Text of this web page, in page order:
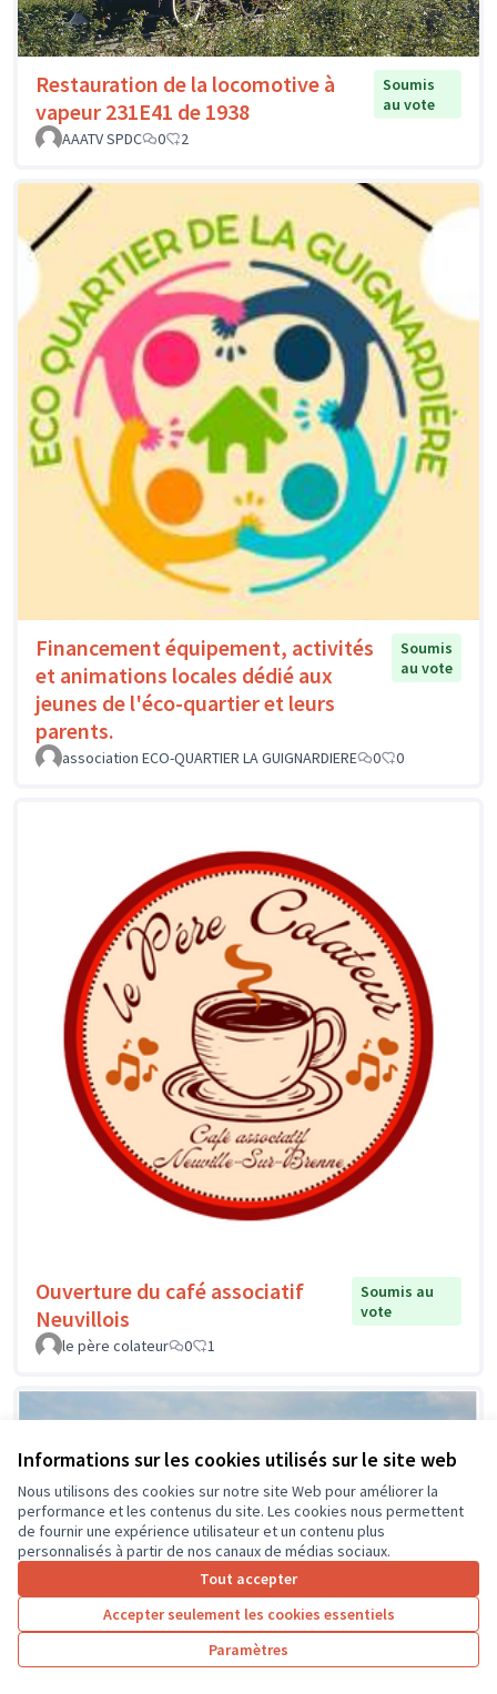
Informations sur les cookies utilisés sur le site web
Nous utilisons des cookies sur notre site Web pour améliorer la
performance et les contenus du site. Les cookies nous permettent
de fournir une expérience utilisateur et un contenu plus
personnalisés à partir de nos canaux de médias sociaux.
Tout accepter
Accepter seulement les cookies essentiels
Paramètres
Restauration de la locomotive à
vapeur 231E41 de 1938
Soumis
au vote
AAATV SPDC
0 2
Financement équipement, activités
et animations locales dédié aux
jeunes de l'éco-quartier et leurs
parents.
Soumis
au vote
association ECO-QUARTIER LA GUIGNARDIERE 0 0
Ouverture du café associatif
Neuvillois
Soumis au
vote
le père colateur
0 1